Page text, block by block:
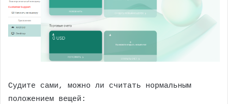
Судите сами, можно ли считать нормальным
положением вещей: